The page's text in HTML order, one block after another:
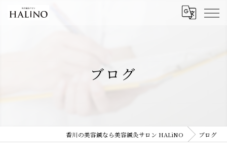
ブログ
香川の美容鍼なら美容鍼灸サロン HALiNO ブログ